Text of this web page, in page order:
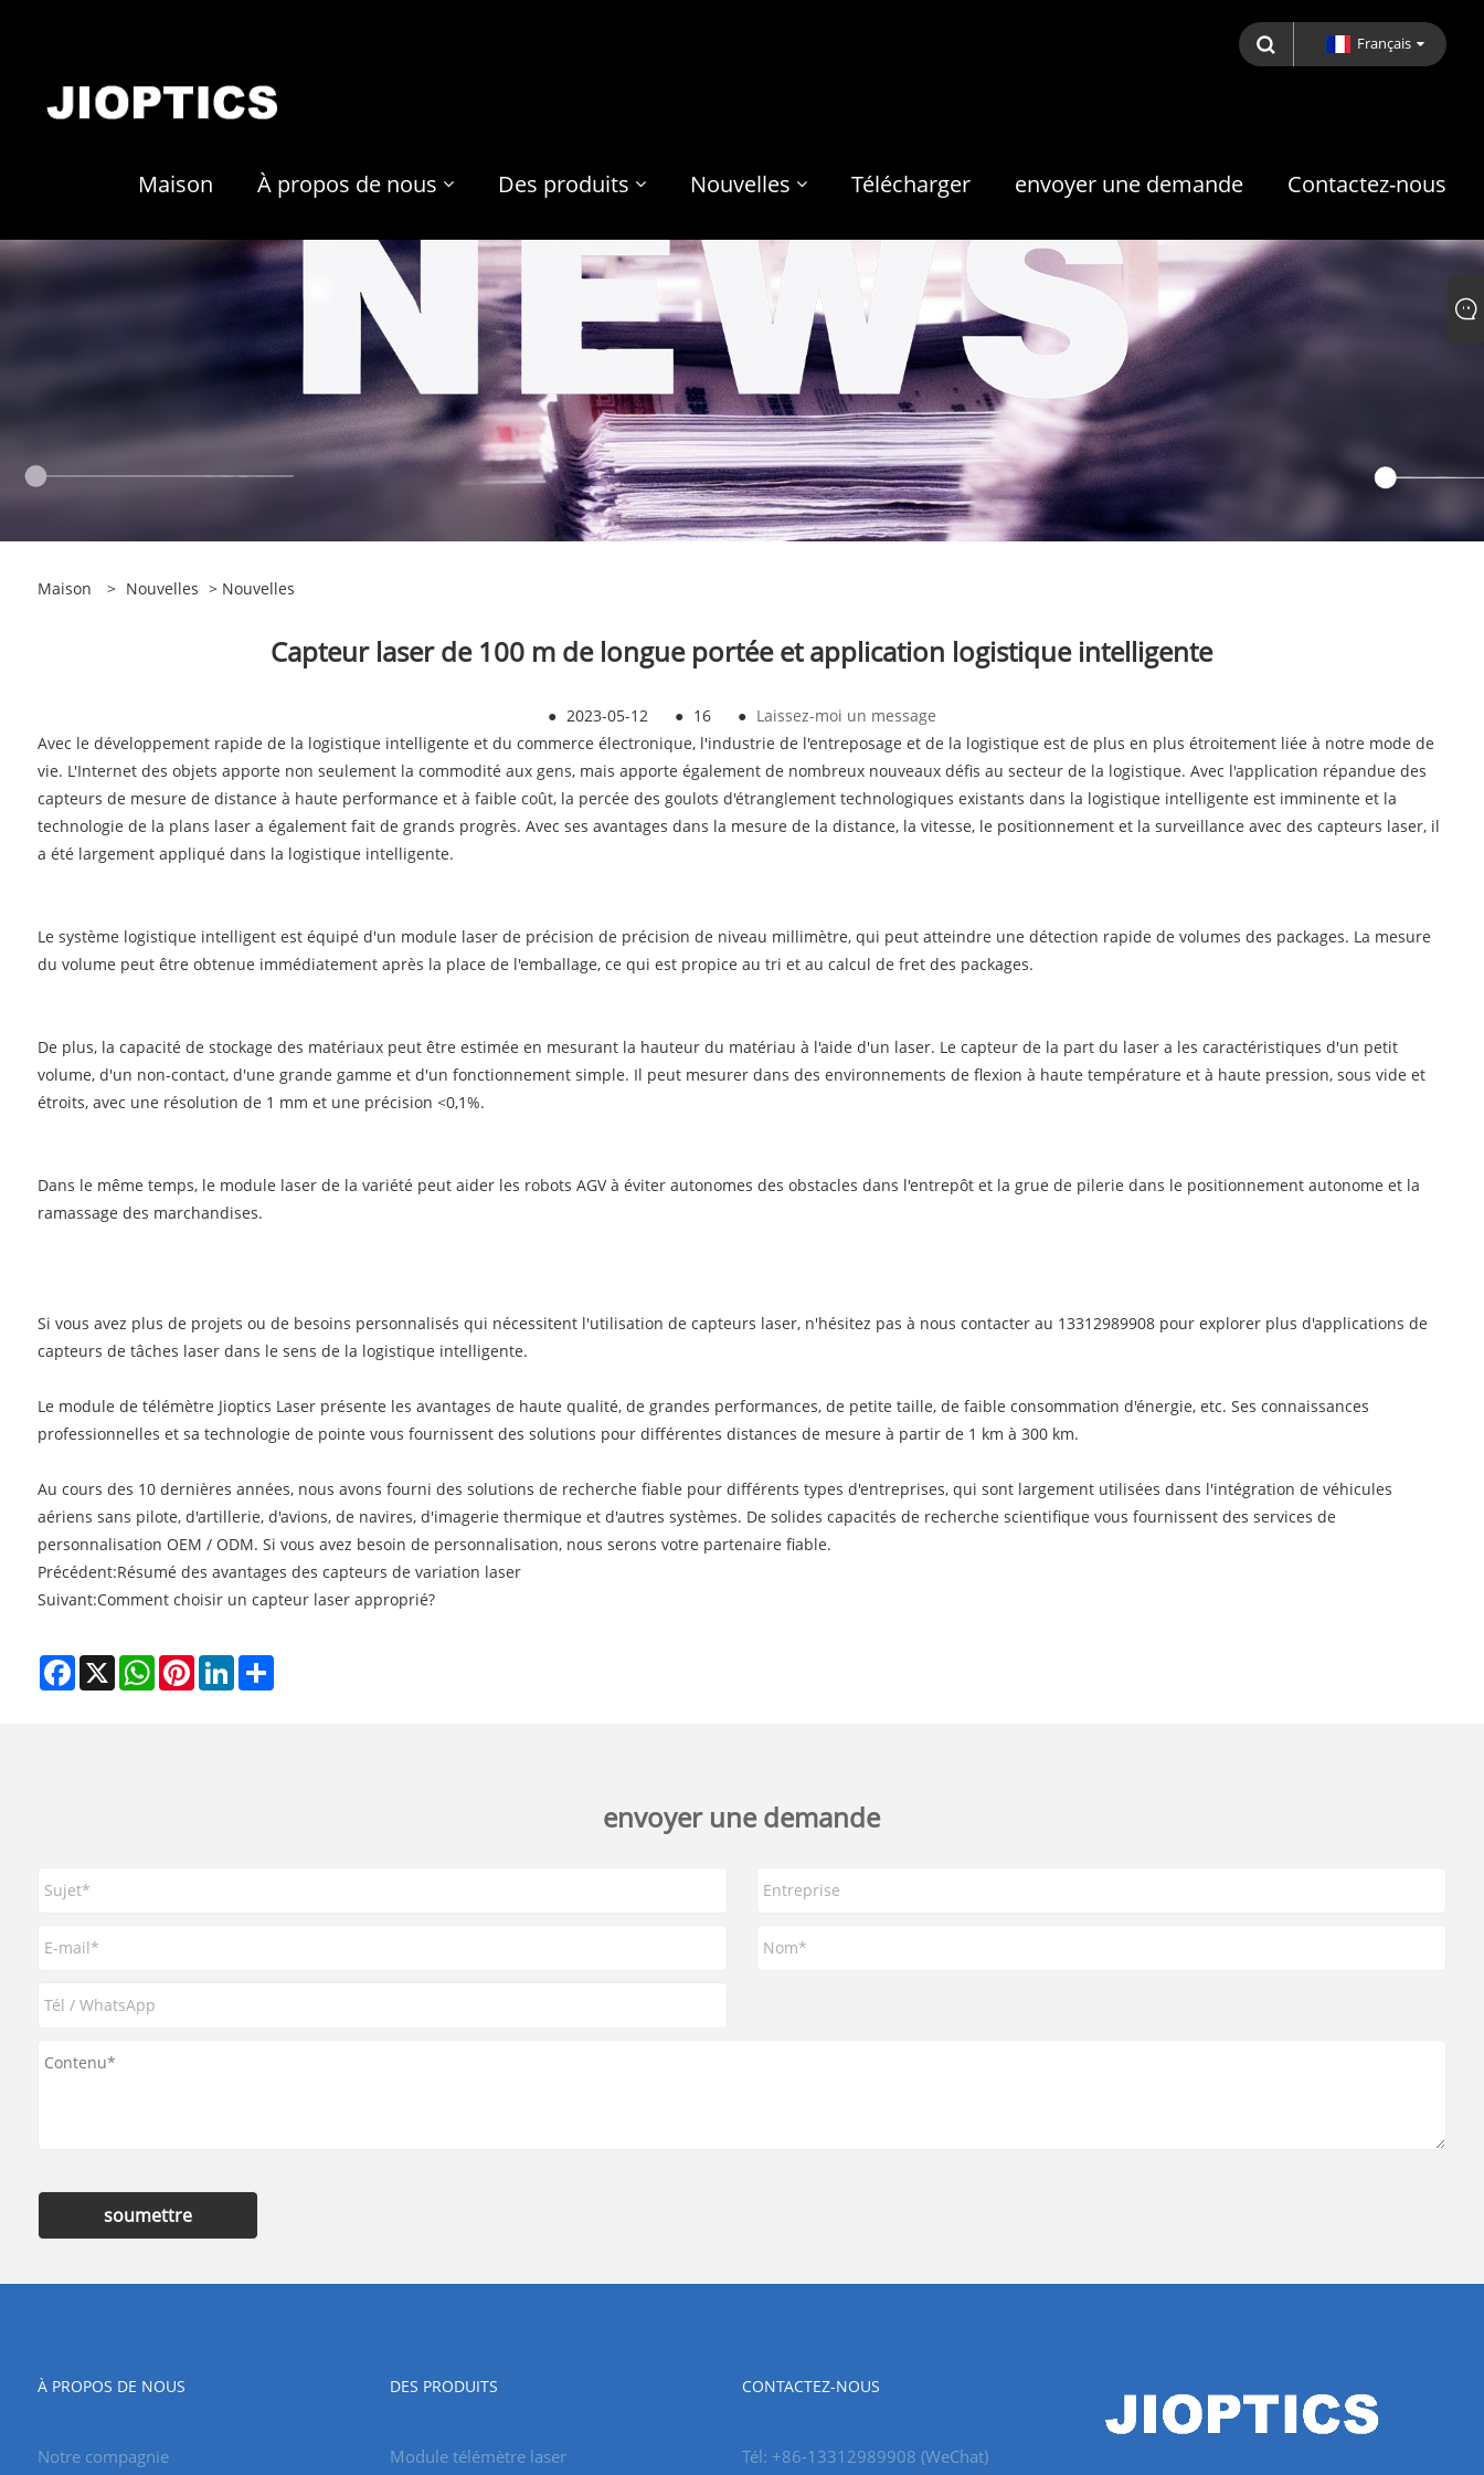
Français
Maison À propos de nous Des produits Nouvelles Télécharger envoyer une demande Contactez-nous
Maison > Nouvelles > Nouvelles
Capteur laser de 100 m de longue portée et application logistique intelligente
● 2023-05-12 ● 16 ● Laissez-moi un message
Avec le développement rapide de la logistique intelligente et du commerce électronique, l'industrie de l'entreposage et de la logistique est de plus en plus étroitement liée à notre mode de
vie. L'Internet des objets apporte non seulement la commodité aux gens, mais apporte également de nombreux nouveaux défis au secteur de la logistique. Avec l'application répandue des
capteurs de mesure de distance à haute performance et à faible coût, la percée des goulots d'étranglement technologiques existants dans la logistique intelligente est imminente et la
technologie de la plans laser a également fait de grands progrès. Avec ses avantages dans la mesure de la distance, la vitesse, le positionnement et la surveillance avec des capteurs laser, il
a été largement appliqué dans la logistique intelligente.
Le système logistique intelligent est équipé d'un module laser de précision de précision de niveau millimètre, qui peut atteindre une détection rapide de volumes des packages. La mesure
du volume peut être obtenue immédiatement après la place de l'emballage, ce qui est propice au tri et au calcul de fret des packages.
De plus, la capacité de stockage des matériaux peut être estimée en mesurant la hauteur du matériau à l'aide d'un laser. Le capteur de la part du laser a les caractéristiques d'un petit
volume, d'un non-contact, d'une grande gamme et d'un fonctionnement simple. Il peut mesurer dans des environnements de flexion à haute température et à haute pression, sous vide et
étroits, avec une résolution de 1 mm et une précision <0,1%.
Dans le même temps, le module laser de la variété peut aider les robots AGV à éviter autonomes des obstacles dans l'entrepôt et la grue de pilerie dans le positionnement autonome et la
ramassage des marchandises.
Si vous avez plus de projets ou de besoins personnalisés qui nécessitent l'utilisation de capteurs laser, n'hésitez pas à nous contacter au 13312989908 pour explorer plus d'applications de
capteurs de tâches laser dans le sens de la logistique intelligente.
Le module de télémètre Jioptics Laser présente les avantages de haute qualité, de grandes performances, de petite taille, de faible consommation d'énergie, etc. Ses connaissances
professionnelles et sa technologie de pointe vous fournissent des solutions pour différentes distances de mesure à partir de 1 km à 300 km.
Au cours des 10 dernières années, nous avons fourni des solutions de recherche fiable pour différents types d'entreprises, qui sont largement utilisées dans l'intégration de véhicules
aériens sans pilote, d'artillerie, d'avions, de navires, d'imagerie thermique et d'autres systèmes. De solides capacités de recherche scientifique vous fournissent des services de
personnalisation OEM / ODM. Si vous avez besoin de personnalisation, nous serons votre partenaire fiable.
Précédent:Résumé des avantages des capteurs de variation laser
Suivant:Comment choisir un capteur laser approprié?
Facebook
X WhatsAppPinterestLinkedInShare
envoyer une demande
soumettre
À PROPOS DE NOUS
Notre compagnie
DES PRODUITS
Module télémètre laser
CONTACTEZ-NOUS
Tél: +86-13312989908 (WeChat)